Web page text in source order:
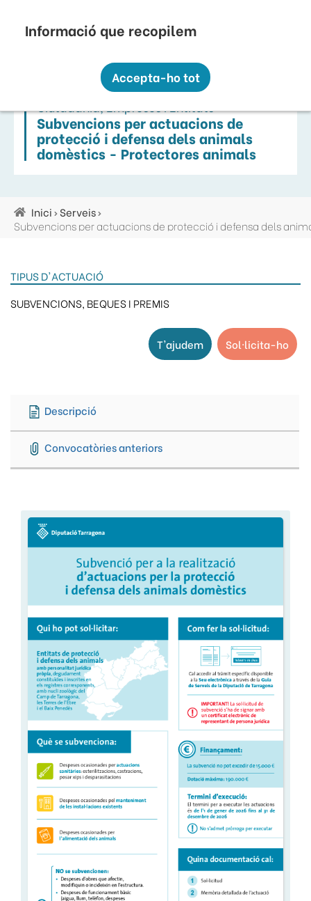
contingut
Ciutadania, Empreses I Entitats
Subvencions per actuacions de
protecció i defensa dels animals
domèstics - Protectores animals
d'ariadna
Inici Serveis
TIPUS D'ACTUACIÓ
SUBVENCIONS, BEQUES I PREMIS
T'ajudem Sol·licita-ho
Descripció
Convocatòries anteriors
personal amb les següents finalitats:
Funcionalitat, Analítica.
Més informació
Canviar preferències
Accepta-ho tot